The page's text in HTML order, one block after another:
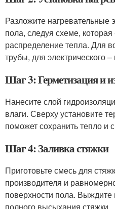
Разложите нагревательные
пола, следуя схеме,
распределение тепла. Для
трубы, для электрического
Шаг 3: Герметизация и
Нанесите слой
влаги. Сверху установите
поможет сохранить тепло и
Шаг 4: Заливка стяжки
Приготовьте смесь для
производителя и
поверхности пола.